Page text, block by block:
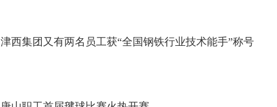
津西集团又有两名员工获“全国钢铁行业技术能手”称号